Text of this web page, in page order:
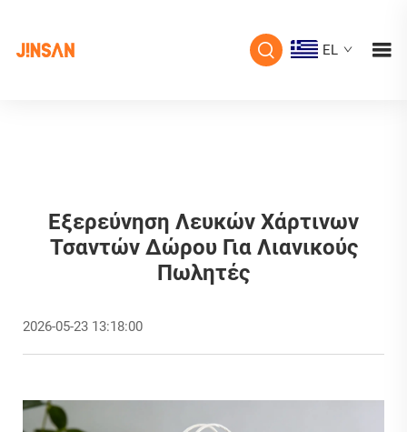
EL
Εξερεύνηση Λευκών Χάρτινων
Τσαντών Δώρου Για Λιανικούς
Πωλητές
2026-05-23 13:18:00